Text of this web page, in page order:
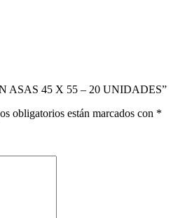
ASAS 45 X 55 – 20 UNIDADES”
obligatorios están marcados con *